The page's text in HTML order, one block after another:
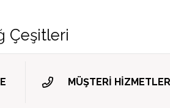
Çeşitleri
MÜŞTERİ